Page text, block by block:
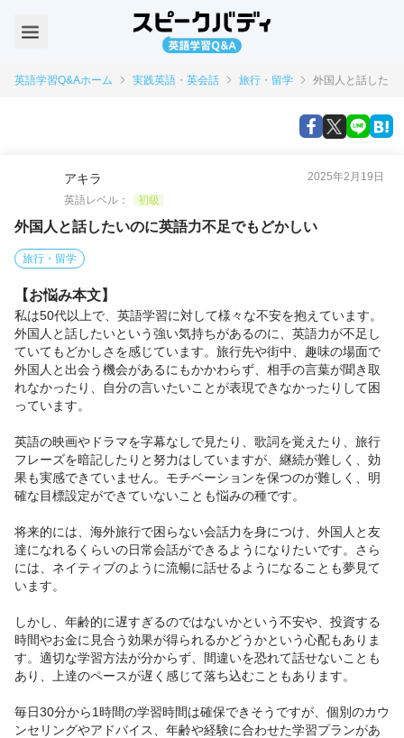
英語学習Q&Aホーム 実践英語・英会話 旅行・留学 外国人と話したい
アキラ
2025年2月19日
英語レベル：
初級
外国人と話したいのに英語力不足でもどかしい
旅行・留学
【お悩み本文】
私は50代以上で、英語学習に対して様々な不安を抱えています。
外国人と話したいという強い気持ちがあるのに、英語力が不足し
ていてもどかしさを感じています。旅行先や街中、趣味の場面で
外国人と出会う機会があるにもかかわらず、相手の言葉が聞き取
れなかったり、自分の言いたいことが表現できなかったりして困
っています。
英語の映画やドラマを字幕なしで見たり、歌詞を覚えたり、旅行
フレーズを暗記したりと努力はしていますが、継続が難しく、効
果も実感できていません。モチベーションを保つのが難しく、明
確な目標設定ができていないことも悩みの種です。
将来的には、海外旅行で困らない会話力を身につけ、外国人と友
達になれるくらいの日常会話ができるようになりたいです。さら
には、ネイティブのように流暢に話せるようになることも夢見て
います。
しかし、年齢的に遅すぎるのではないかという不安や、投資する
時間やお金に見合う効果が得られるかどうかという心配もありま
す。適切な学習方法が分からず、間違いを恐れて話せないことも
あり、上達のペースが遅く感じて落ち込むこともあります。
毎日30分から1時間の学習時間は確保できそうですが、個別のカウ
ンセリングやアドバイス、年齢や経験に合わせた学習プランがあ